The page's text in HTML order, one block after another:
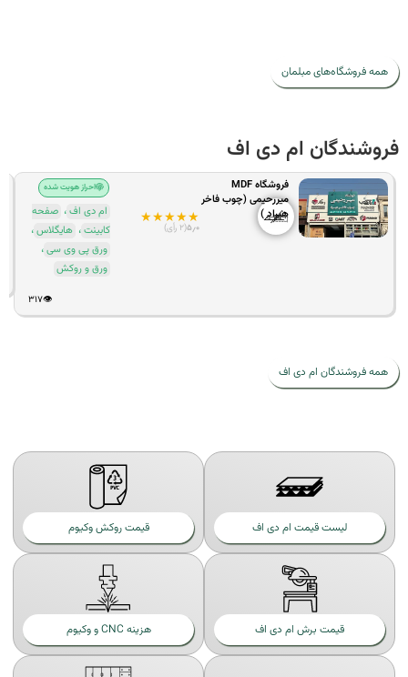
فروشگاه‌های مبلمان
ام دی اف
فروشندگان ام دی اف
فروشگاه MDF
میررحیمی (چوب فاخر
هیراد )
★★★
احراز هویت شده
ام دی اف،صفحه
کابینت،هایگلاس،
ورق پی وی سی،
ورق و روکش
لیست قیمت ام دی اف قیمت روکش وکیوم
قیمت برش ام دی اف هزینه CNC‌ و وکیوم